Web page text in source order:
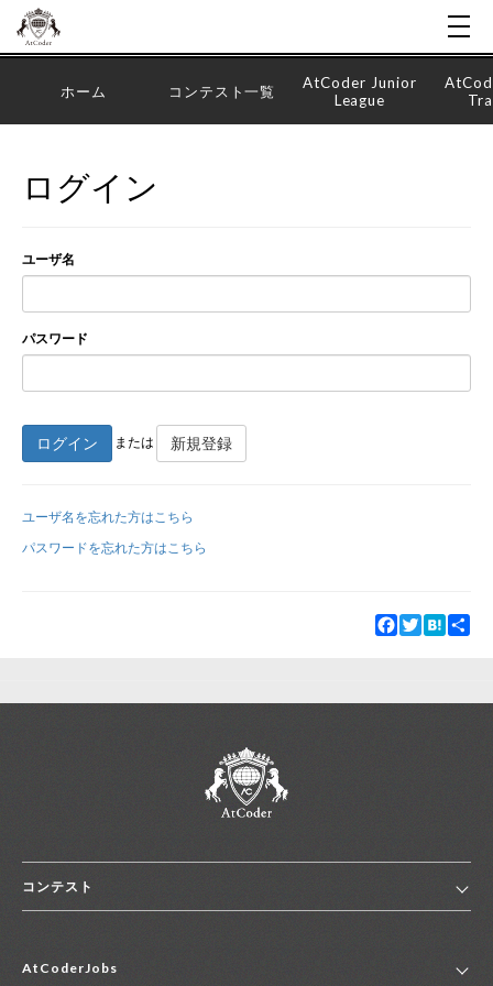
新規登録
ホーム コンテスト一覧
AtCoder Junior
League
ログイン
ユーザ名
パスワード
ログイン または 新規登録
ユーザ名を忘れた方はこちら
パスワードを忘れた方はこちら
Facebook
TwitterHatena
コンテスト
コンテスト一覧
AtCoderJobs